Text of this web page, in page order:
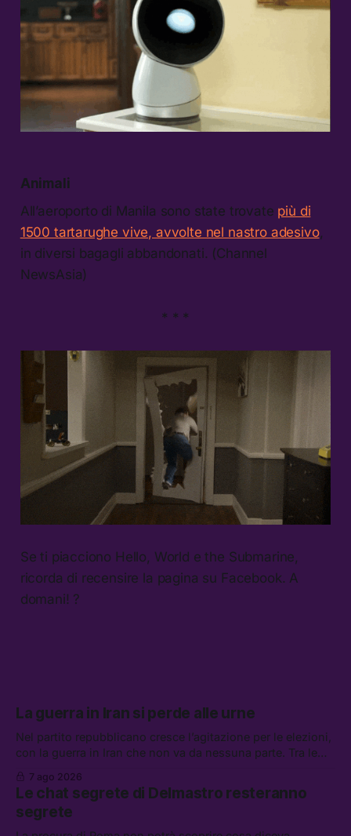
Animali
All’aeroporto di Manila sono state trovate più di
1500 tartarughe vive, avvolte nel nastro adesivo,
in diversi bagagli abbandonati. (Channel
NewsAsia)
* * *
Se ti piacciono Hello, World e the Submarine,
ricorda di recensire la pagina su Facebook. A
domani! ?
La guerra in Iran si perde alle urne
Nel partito repubblicano cresce l’agitazione per le elezioni,
con la guerra in Iran che non va da nessuna parte. Tra le
lavoro, Schlein prova a mettere in sicurezza la coalizione, e
che cos’è lo “Spiralismo,” la religione degli agenti IA
7 ago 2026
Le chat segrete di Delmastro resteranno
segrete